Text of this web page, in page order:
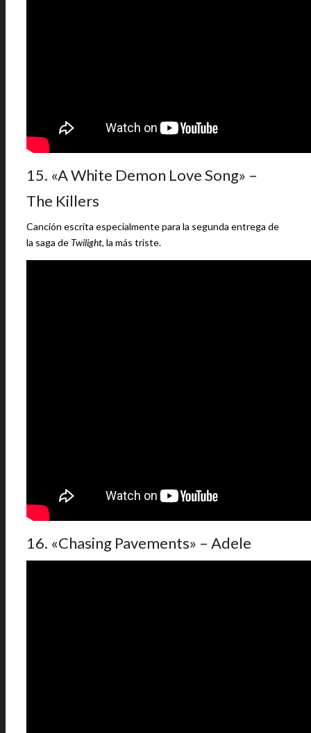
15. «A White Demon Love Song» –
The Killers
Canción escrita especialmente para la segunda entrega de
la saga de Twilight, la más triste.
16. «Chasing Pavements» – Adele